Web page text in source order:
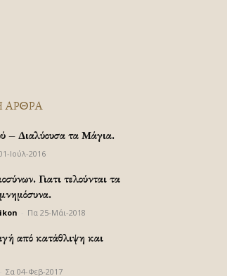
– Διαλύουσα τα Μάγια.
Ιούλ-2016
Γιατι τελούνται τα
Πα 25-Μάι-2018
από κατάθλιψη και
Σα 04-Φεβ-2017